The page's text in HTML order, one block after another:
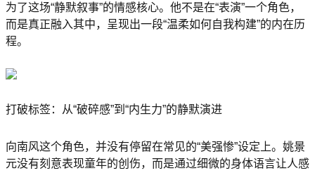
为了这场“静默叙事”的情感核心。他不是在“表演”一个角色，
而是真正融入其中，呈现出一段“温柔如何自我构建”的内在历
程。
打破标签：从“破碎感”到“内生力”的静默演进
向南风这个角色，并没有停留在常见的“美强惨”设定上。姚景
元没有刻意表现童年的创伤，而是通过细微的身体语言让人感